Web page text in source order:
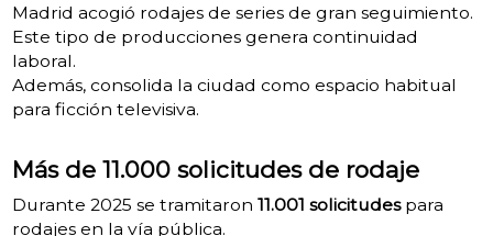
Madrid acogió rodajes de series de gran seguimiento.
Este tipo de producciones genera continuidad
laboral.
Además, consolida la ciudad como espacio habitual
para ficción televisiva.
Más de 11.000 solicitudes de rodaje
Durante 2025 se tramitaron 11.001 solicitudespara
rodajes en la vía pública.